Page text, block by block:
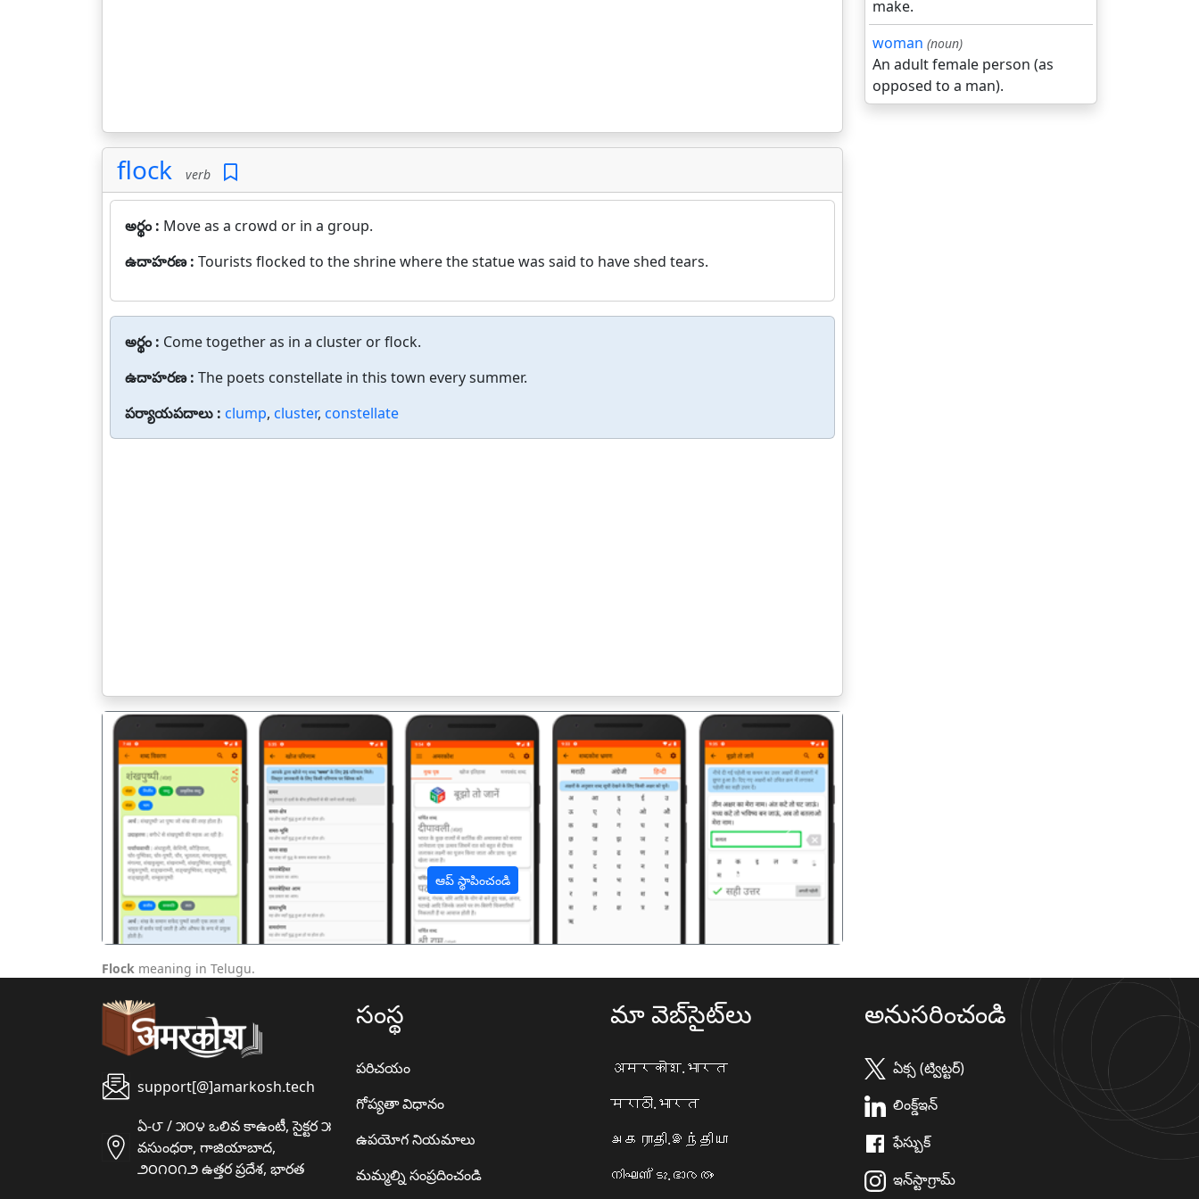
flock verb
అర్థం : Move as a crowd or in a group.
ఉదాహరణ : Tourists flocked to the shrine where the statue was said to have shed tears.
అర్థం : Come together as in a cluster or flock.
ఉదాహరణ : The poets constellate in this town every summer.
పర్యాయపదాలు : clump, cluster, constellate
ఆప్ స్థాపించండి
पिछला अगला
make.
woman (noun)
An adult female person (as
opposed to a man).
Flock meaning in Telugu.
support[@]amarkosh.tech
ఏ-౮ / ౫౦౪ ఒలివ కాఉంటీ, సైక్టర ౫
వసుంధరా, గాజియాబాద,
౨౦౧౦౧౨ ఉత్తర ప్రదేశ, భారత
సంస్థ
పరిచయం
గోప్యతా విధానం
ఉపయోగ నియమాలు
మమ్మల్ని సంప్రదించండి
మా వెబ్‌సైట్‌లు
अमरकोश.भारत
मराठी.भारत
அகராதி.இந்தியா
നിഘണ്ടു.ഭാരതം
అనుసరించండి
ఏక్స (ట్విట్టర్)
లింక్డ్ఇన్
ఫేస్బుక్
ఇన్‌స్టాగ్రామ్